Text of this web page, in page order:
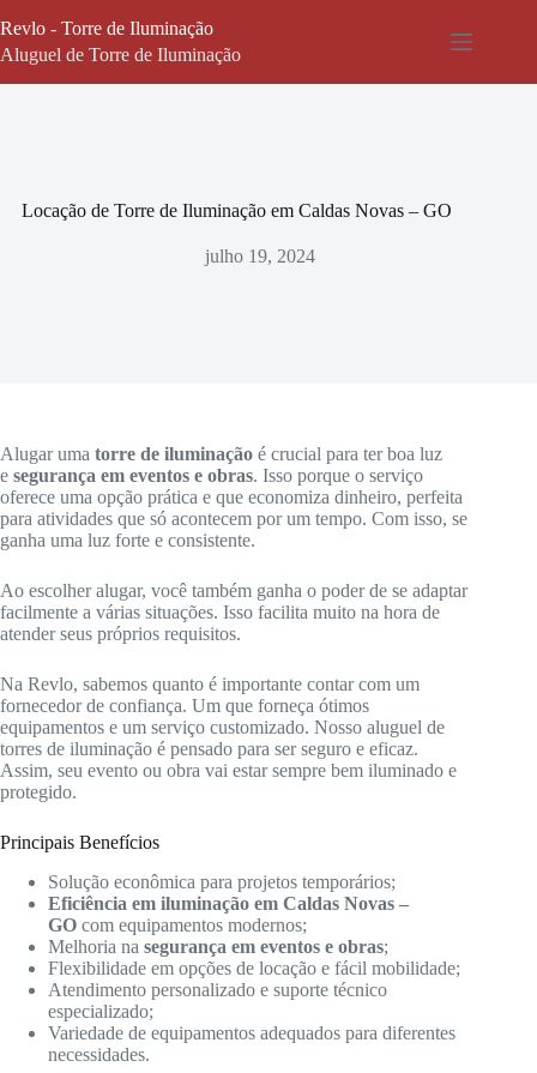
para
o
Revlo - Torre de Iluminação
Aluguel de Torre de Iluminação
Locação de Torre de Iluminação em Caldas Novas – GO
julho 19, 2024
Alugar uma torre de iluminação é crucial para ter boa luz
e segurança em eventos e obras. Isso porque o serviço
oferece uma opção prática e que economiza dinheiro, perfeita
para atividades que só acontecem por um tempo. Com isso, se
ganha uma luz forte e consistente.
Ao escolher alugar, você também ganha o poder de se adaptar
facilmente a várias situações. Isso facilita muito na hora de
atender seus próprios requisitos.
Na Revlo, sabemos quanto é importante contar com um
fornecedor de confiança. Um que forneça ótimos
equipamentos e um serviço customizado. Nosso aluguel de
torres de iluminação é pensado para ser seguro e eficaz.
Assim, seu evento ou obra vai estar sempre bem iluminado e
protegido.
Principais Benefícios
Solução econômica para projetos temporários;
Eficiência em iluminação em Caldas Novas –
GO com equipamentos modernos;
Melhoria na segurança em eventos e obras;
Flexibilidade em opções de locação e fácil mobilidade;
Atendimento personalizado e suporte técnico
especializado;
Variedade de equipamentos adequados para diferentes
necessidades.